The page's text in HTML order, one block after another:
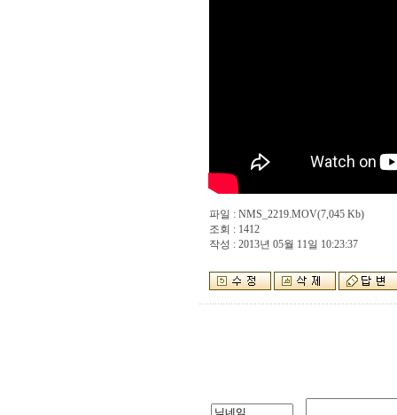
파일 : NMS_2219.MOV(7,045 Kb)
조회 : 1412
작성 : 2013년 05월 11일 10:23:37